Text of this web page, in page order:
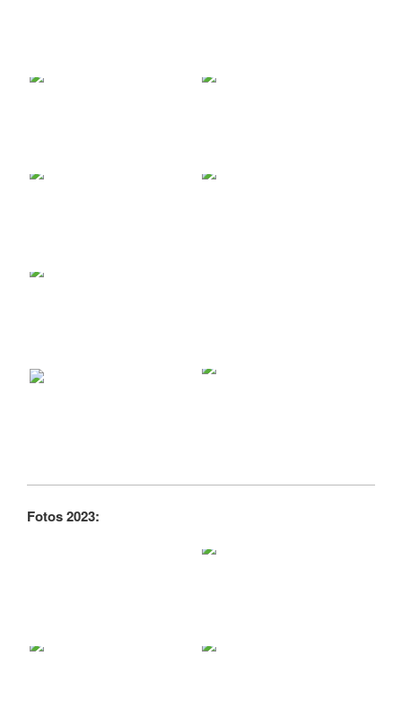
Fotos 2023: